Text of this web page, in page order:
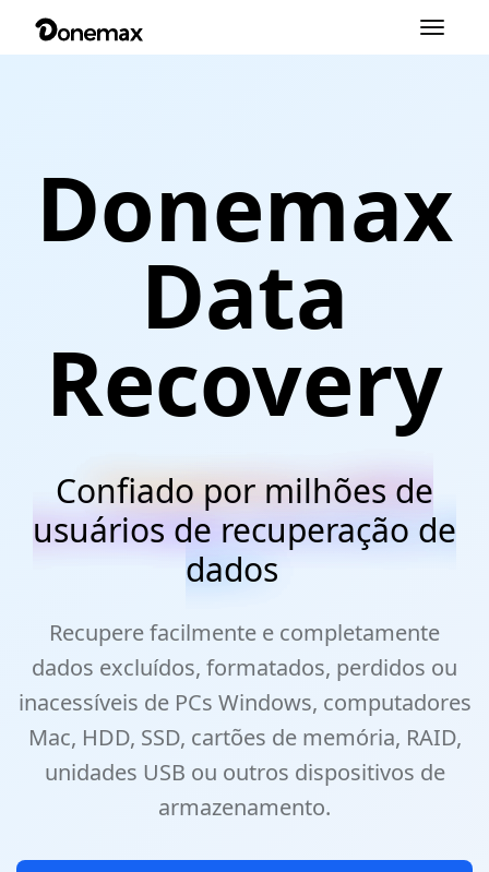
Alternar
Donemax
Data
Recovery
Confiado por milhões de
usuários de recuperação de
dados
Recupere facilmente e completamente
dados excluídos, formatados, perdidos ou
inacessíveis de PCs Windows, computadores
Mac, HDD, SSD, cartões de memória, RAID,
unidades USB ou outros dispositivos de
armazenamento.